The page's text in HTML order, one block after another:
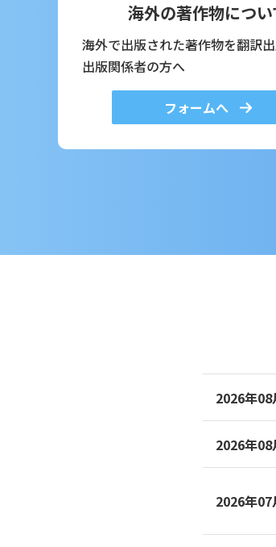
海外の著作物につい
海外で出版された著作物を翻訳
出版関係者の方へ
フォームへ
2026年08
2026年08
2026年07